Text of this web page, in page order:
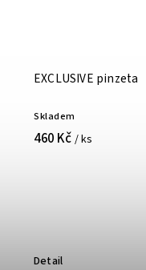
EXCLUSIVE pinzeta
Skladem
460 Kč / ks
Detail